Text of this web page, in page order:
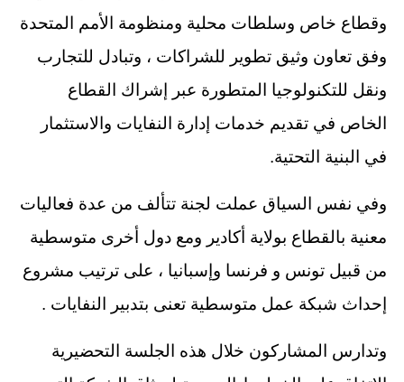
وقطاع خاص وسلطات محلية ومنظومة الأمم المتحدة
وفق تعاون وثيق تطوير للشراكات ، وتبادل للتجارب
ونقل للتكنولوجيا المتطورة عبر إشراك القطاع
الخاص في تقديم خدمات إدارة النفايات والاستثمار
في البنية التحتية.
وفي نفس السياق عملت لجنة تتألف من عدة فعاليات
معنية بالقطاع بولاية أكادير ومع دول أخرى متوسطية
من قبيل تونس و فرنسا وإسبانيا ، على ترتيب مشروع
إحداث شبكة عمل متوسطية تعنى بتدبير النفايات .
وتدارس المشاركون خلال هذه الجلسة التحضيرية